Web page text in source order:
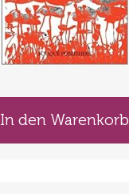
In den Warenkorb